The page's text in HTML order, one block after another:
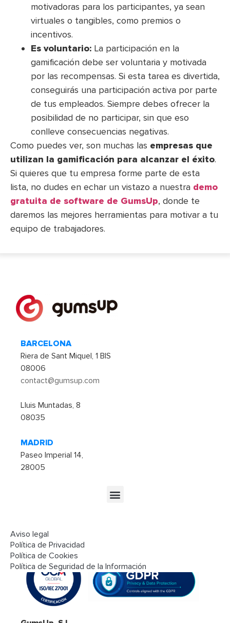
motivadoras para los participantes, ya sean
virtuales o tangibles, como premios o
incentivos.
Es voluntario: La participación en la
gamificación debe ser voluntaria y motivada
por las recompensas. Si esta tarea es divertida,
conseguirás una participación activa por parte
de tus empleados. Siempre debes ofrecer la
posibilidad de no participar, sin que eso
conlleve consecuencias negativas.
Como puedes ver, son muchas las empresas que
utilizan la gamificación para alcanzar el éxito.
Si quieres que tu empresa forme parte de esta
lista, no dudes en echar un vistazo a nuestra demo
gratuita de software de GumsUp, donde te
daremos las mejores herramientas para motivar a tu
equipo de trabajadores.
BARCELONA
Riera de Sant Miquel, 1 BIS
08006
contact@gumsup.com
Lluis Muntadas, 8
08035
MADRID
Paseo Imperial 14,
28005
Aviso legal
Política de Privacidad
Política de Cookies
Política de Seguridad de la Información
Seguridad y cumplimiento